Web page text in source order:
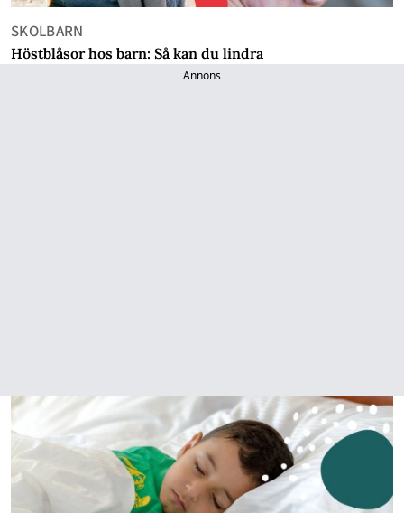
SKOLBARN
Höstblåsor hos barn: Så kan du lindra
Annons